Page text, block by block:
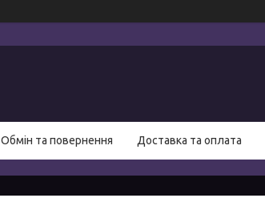
Обмін та повернення Доставка та оплата